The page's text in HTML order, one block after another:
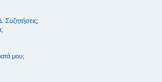
μου;